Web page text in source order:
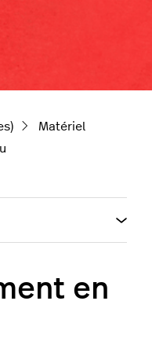
Matériel
en